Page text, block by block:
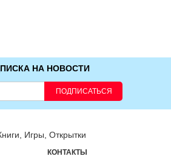
НА НОВОСТИ
ПОДПИСАТЬСЯ
Игры, Открытки
КОНТАКТЫ